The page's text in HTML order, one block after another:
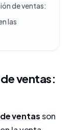
de ventas:
las
ventas:
ventasson